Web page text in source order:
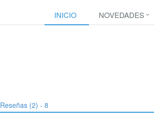
INICIO NOVEDADES
Reseñas (2) - 8